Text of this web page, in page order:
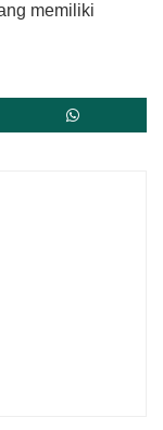
memiliki